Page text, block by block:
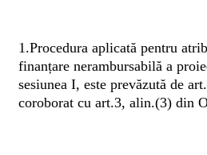
1.Procedura aplicată pentru
finanțare nerambursabilă a
sesiunea I, este prevăzută de
coroborat cu art.3, alin.(3) din